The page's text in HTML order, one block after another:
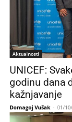
Aktualnosti
UNICEF:
godinu dana
kažnjavanje
Domagoj Vušak - 01/